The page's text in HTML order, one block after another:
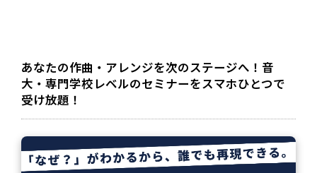
あなたの作曲・アレンジを次のステージへ！音
大・専門学校レベルのセミナーをスマホひとつで
受け放題！